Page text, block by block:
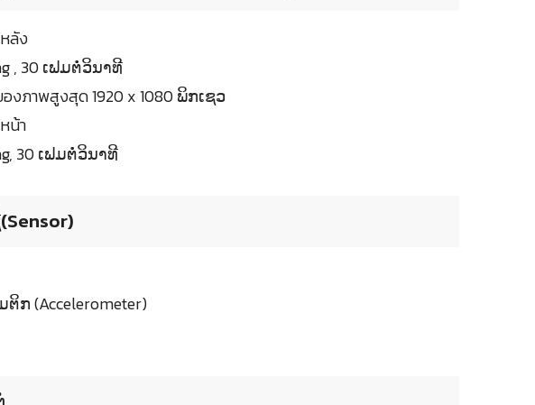
ลัง
, 30 ເຟມຕໍ່ວິນາທີ
ภาพสูงสุด 1920 x 1080 ພິກເຊວ
น้า
30 ເຟມຕໍ່ວິນາທີ
ກ (Accelerometer)